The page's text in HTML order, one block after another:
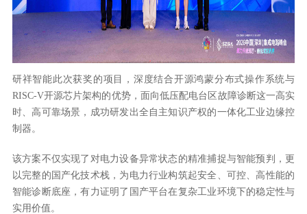
研祥智能此次获奖的项目，深度结合开源鸿蒙分布式操作系统与
RISC-V开源芯片架构的优势，面向低压配电台区故障诊断这一高实
时、高可靠场景，成功研发出全自主知识产权的一体化工业边缘控
制器。
该方案不仅实现了对电力设备异常状态的精准捕捉与智能预判，更
以完整的国产化技术栈，为电力行业构筑起安全、可控、高性能的
智能诊断底座，有力证明了国产平台在复杂工业环境下的稳定性与
实用价值。